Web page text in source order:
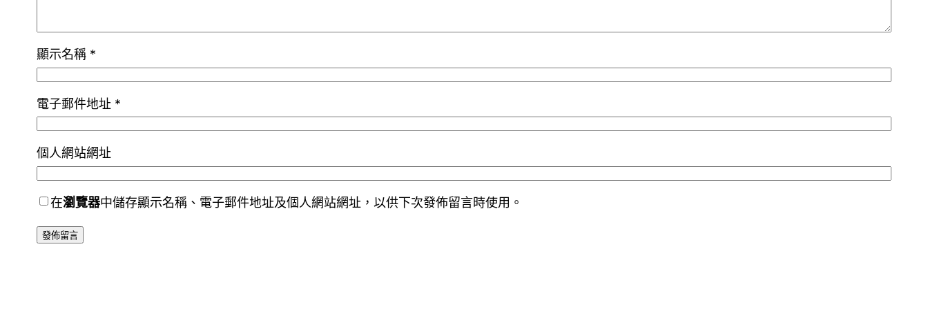
顯示名稱 *
電子郵件地址 *
個人網站網址
在瀏覽器中儲存顯示名稱、電子郵件地址及個人網站網址，以供下次發佈留言時使用。